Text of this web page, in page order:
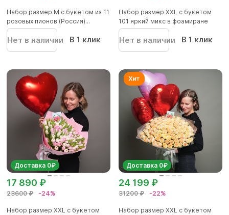
Набор размер М с букетом из 11
розовых пионов (Россия)...
Нет в наличии В 1 клик
Набор размер XXL с букетом
101 яркий микс в фоамиране
Нет в наличии В 1 клик
Доставка 0₽
23600 ₽ -24%
17 890 ₽
Набор размер XXL с букетом
Доставка 0₽
31200 ₽ -22%
24 199 ₽
Набор размер XXL с букетом